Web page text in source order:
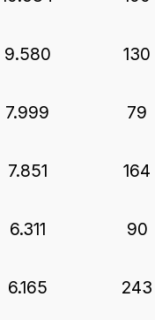
9.580 130
7.999 79
7.851 164
6.311 90
6.165 243